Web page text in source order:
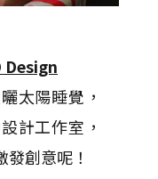
太陽睡覺，
計工作室，
創意呢！